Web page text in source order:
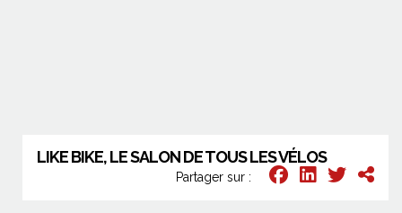
LIKE BIKE, LE SALON DE TOUS LES VÉLOS
Partager sur :